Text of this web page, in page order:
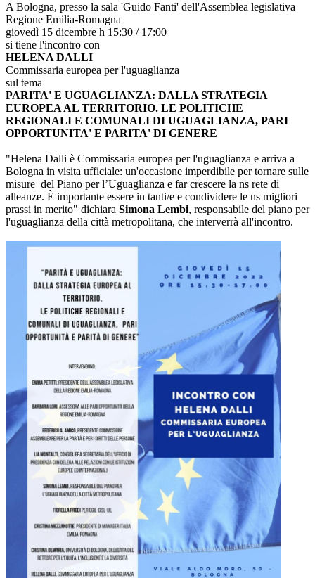
A Bologna, presso la sala 'Guido Fanti' dell'Assemblea legislativa
Regione Emilia-Romagna
giovedì 15 dicembre h 15:30 / 17:00
si tiene l'incontro con
HELENA DALLI
Commissaria europea per l'uguaglianza
sul tema
PARITA' E UGUAGLIANZA: DALLA STRATEGIA
EUROPEA AL TERRITORIO. LE POLITICHE
REGIONALI E COMUNALI DI UGUAGLIANZA, PARI
OPPORTUNITA' E PARITA' DI GENERE
"Helena Dalli è Commissaria europea per l'uguaglianza e arriva a
Bologna in visita ufficiale: un'occasione imperdibile per tornare sulle
misure del Piano per l’Uguaglianza e far crescere la ns rete di
alleanze. È importante essere in tanti/e e condividere le ns migliori
prassi in merito" dichiara Simona Lembi, responsabile del piano per
l'uguaglianza della città metropolitana, che interverrà all'incontro.